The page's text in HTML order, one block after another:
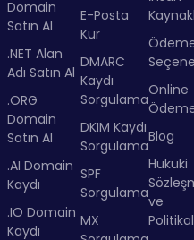
Domain
Satın Al
.NET Alan
Adı Satın Al
.ORG
Domain
Satın Al
.AI Domain
Kaydı
.IO Domain
Kaydı
E-Posta
Kur
DMARC
Kaydı
Sorgulama
DKIM Kaydı
Sorgulama
SPF
Sorgulama
MX
Online
Blog
Hukuki
ve